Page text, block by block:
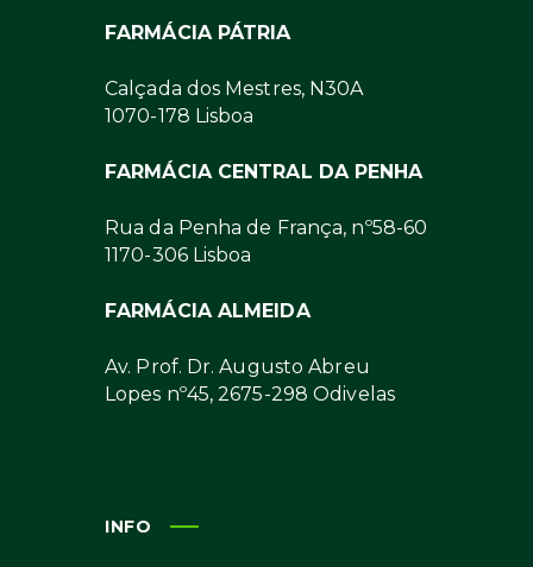
FARMÁCIA PÁTRIA
Calçada dos Mestres, N30A
1070-178 Lisboa
FARMÁCIA CENTRAL DA PENHA
Rua da Penha de França, nº58-60
1170-306 Lisboa
FARMÁCIA ALMEIDA
Av. Prof. Dr. Augusto Abreu
Lopes nº45, 2675-298 Odivelas
INFO